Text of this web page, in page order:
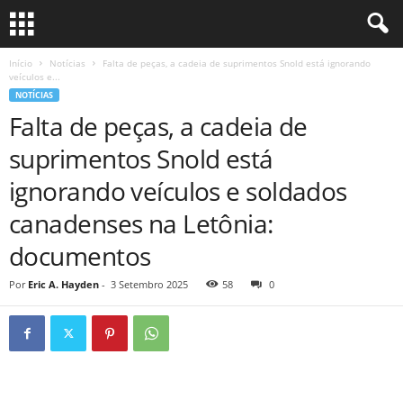
Início Notícias
Falta de peças, a cadeia de suprimentos Snold está ignorando
veículos e...
NOTÍCIAS
Falta de peças, a cadeia de
suprimentos Snold está
ignorando veículos e soldados
canadenses na Letônia:
documentos
Por Eric A. Hayden - 3 Setembro 2025 58 0